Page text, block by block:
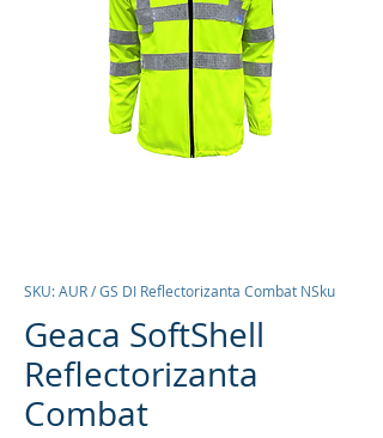
SKU: AUR / GS DI Reflectorizanta Combat NSku
Geaca SoftShell
Reflectorizanta
Combat